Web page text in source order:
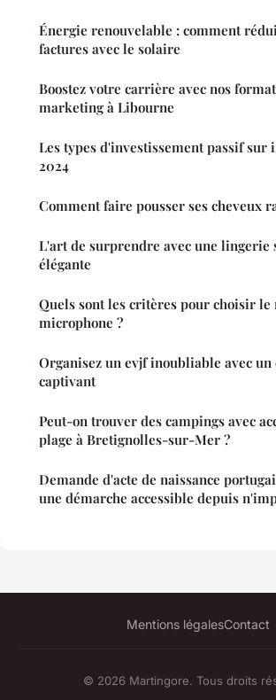
Énergie renouvelable : comment
factures avec le solaire
Boostez votre carrière avec nos
marketing à Libourne
Les types d'investissement passif sur
2024
Comment faire pousser ses cheveux
L'art de surprendre avec une lingerie
élégante
Quels sont les critères pour choisir
microphone ?
Organisez un evjf inoubliable avec un
captivant
Peut-on trouver des campings avec
plage à Bretignolles-sur-Mer ?
Demande d'acte de naissance
une démarche accessible depuis
Mentions légalesContact
© 2026 Martingore. Tous droits